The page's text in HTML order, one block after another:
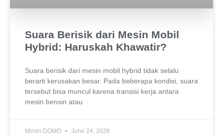
Suara Berisik dari Mesin Mobil
Hybrid: Haruskah Khawatir?
Suara berisik dari mesin mobil hybrid tidak selalu
berarti kerusakan besar. Pada beberapa kondisi, suara
tersebut bisa muncul karena transisi kerja antara
mesin bensin atau
Mimin DOMO June 24, 2026